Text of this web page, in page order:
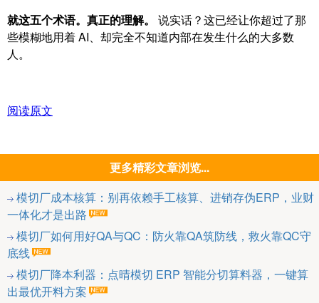
就这五个术语。真正的理解。
说实话？这已经让你超过了那
些模糊地用着 AI、却完全不知道内部在发生什么的大多数
人。
阅读原文
更多精彩文章浏览...
模切厂成本核算：别再依赖手工核算、进销存伪ERP，业财
一体化才是出路
模切厂如何用好QA与QC：防火靠QA筑防线，救火靠QC守
底线
模切厂降本利器：点晴模切 ERP 智能分切算料器，一键算
出最优开料方案